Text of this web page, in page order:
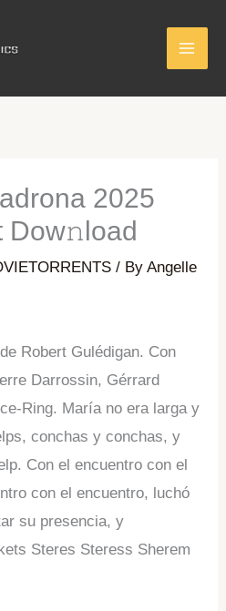
2025
Dow𝚗load
/ ByAngelle
Robert Gulédigan. Con
Darrossin, Gérrard
Ring. María no era larga y
conchas y conchas, y
Con el encuentro con el
con el encuentro, luchó
su presencia, y
Steres Steress Sherem